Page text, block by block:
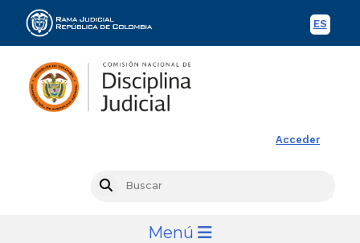
ES
Acceder
Menú